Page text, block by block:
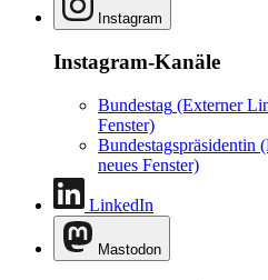
Instagram
Instagram-Kanäle
Bundestag (Externer
Fenster)
Bundestagspräsidentin
neues Fenster)
LinkedIn
Mastodon